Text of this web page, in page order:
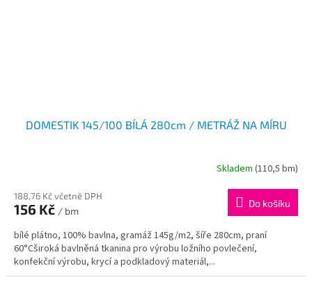
DOMESTIK 145/100 BÍLÁ 280cm / METRÁŽ NA MÍRU
Skladem (110,5 bm)
188,76 Kč včetně DPH
156 Kč / bm
Do košíku
bílé plátno, 100% bavlna, gramáž 145g/m2, šíře 280cm, praní
60°Cširoká bavlněná tkanina pro výrobu ložního povlečení,
konfekční výrobu, krycí a podkladový materiál,...